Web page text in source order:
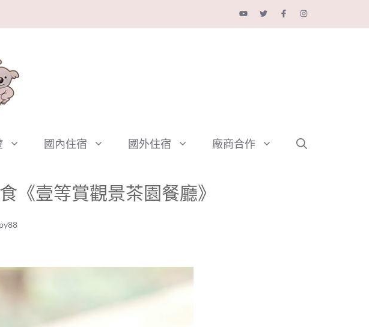
國內住宿 國外住宿 廠商合作
《壹等賞觀景茶園餐廳》